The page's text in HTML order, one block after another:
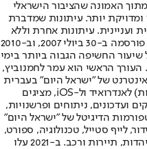
האמונה שהציבור הישראלי
ומדויקת יותר. עיתונות שמדברת
ועניינית. עיתונות אחרת וללא
תשלום. המהדורה המודפסת הראשונה פורסמה ב-30 ביולי 2007, וב-2010
שיעור החשיפה הגבוה ביותר בימי
העורך הראשי הוא עמר לחמנוביץ,
של "ישראל היום" בעברית
ובאנגלית, כמו כן היישומונים (אפליקציות) לאנדרואיד ול-iOS, מציגים
ועדכונים, ניתוחים ופרשנויות,
הדיגיטל של "ישראל היום"
לייף סטייל, טכנולוגיה, ספורט,
כלכלה וצרכנות, בריאות, חיילים, אוכל, יהדות, תיירות ורכב. ב-2021 עלו